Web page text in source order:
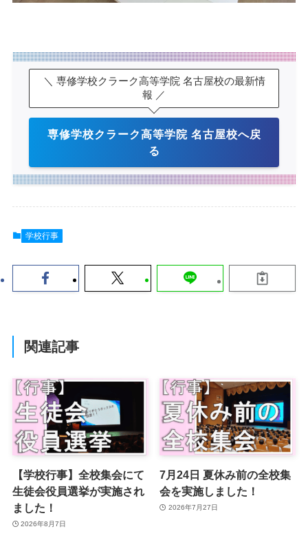
＼ 専修学校クラーク高等学院 名古屋校の最新情
報 ／
専修学校クラーク高等学院 名古屋校へ戻
る
学校行事
関連記事
【学校行事】全校集会にて
生徒会役員選挙が実施され
ました！
2026年8月7日
7月24日 夏休み前の全校集
会を実施しました！
2026年7月27日